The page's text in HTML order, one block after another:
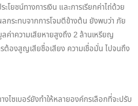
โยชน์ทางการเงิน และการเรียกค่าไถ่ด้วย
กระทบจากการโจมตีข้างต้น ยังพบว่า ภัย
ค่าความเสียหายสูงถึง 2 ล้านเหรียญ
ต้องสูญเสียชื่อเสียง ความเชื่อมั่น ไปจนถึง
ไซเบอร์ยังทำให้หลายองค์กรเลือกที่จะปรับ